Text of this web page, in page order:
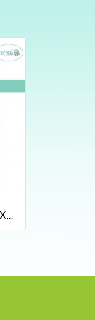
[BUY 1 GET 1 FREE] EXP:17012027 หน้ากากอนามัยคาร์บอนเคนโกะ สีดำ บรรจุ 50 ชิ้น (KENKOU CARBON BLACK FACE MASK)